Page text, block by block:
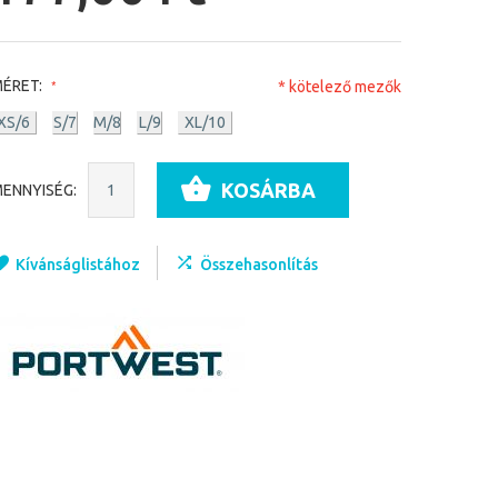
6 S/7 M/8 L/9 XL/10
* kötelező mezők
KOSÁRBA
Kívánságlistához Összehasonlítás